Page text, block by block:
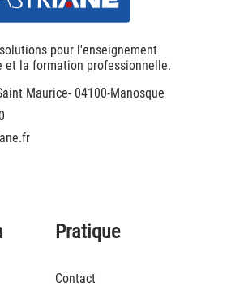
pour l'enseignement
et la formation professionnelle.
Maurice- 04100-Manosque
Pratique
Contact